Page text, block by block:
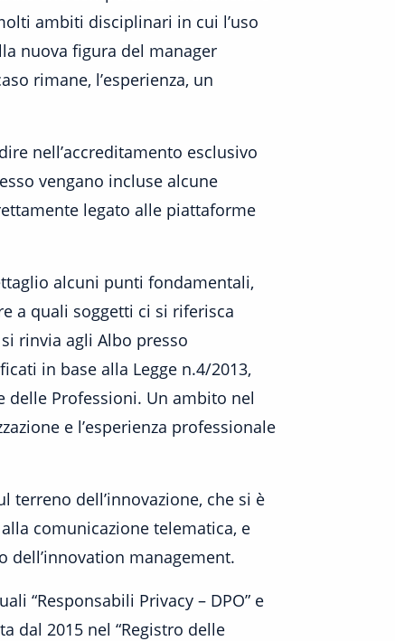
ambiti disciplinari in cui l’uso
nuova figura del manager
rimane, l’esperienza, un
nell’accreditamento esclusivo
vengano incluse alcune
legato alle piattaforme
alcuni punti fondamentali,
a quali soggetti ci si riferisca
rinvia agli Albo presso
in base alla Legge n.4/2013,
delle Professioni. Un ambito nel
e l’esperienza professionale
terreno dell’innovazione, che si è
comunicazione telematica, e
management.
“Responsabili Privacy – DPO” e
dal 2015 nel “Registro delle